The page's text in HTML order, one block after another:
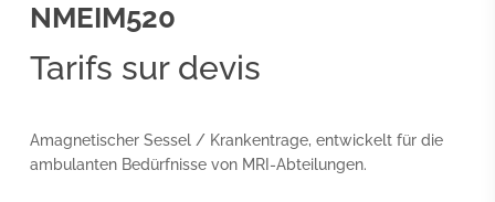
NMEIM520
Tarifs sur devis
Amagnetischer Sessel / Krankentrage, entwickelt für die
ambulanten Bedürfnisse von MRI-Abteilungen.